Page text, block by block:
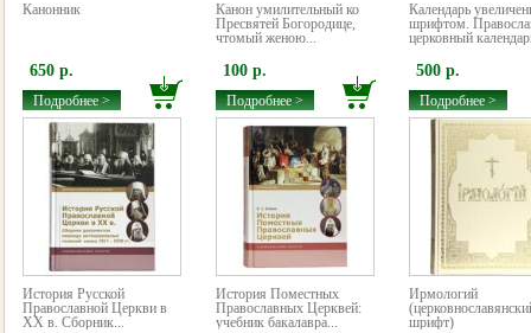
Канонник
650 р.
Подробнее >
Канон умилительный ко
Пресвятей Богородице,
чтомый женою...
100 р.
Подробнее >
Календарь
шрифтом.
церковный
500 р.
Подробнее >
История Русской
Православной Церкви в
XX в. Сборник...
История Поместных
Православных Церквей:
учебник бакалавра...
Ирмологий
шрифт)